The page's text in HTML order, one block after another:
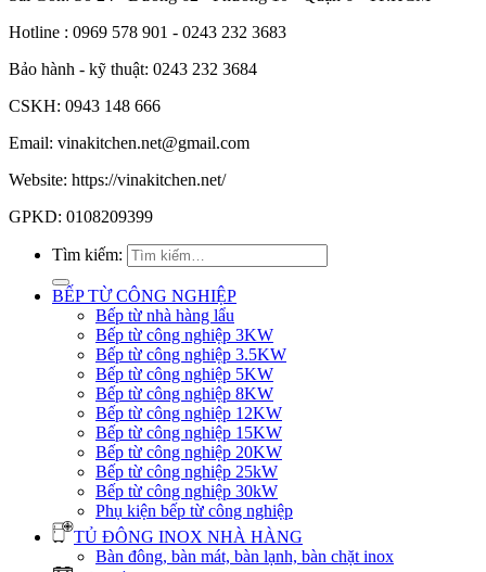
Hotline : 0969 578 901 - 0243 232 3683
Bảo hành - kỹ thuật: 0243 232 3684
CSKH: 0943 148 666
Email: vinakitchen.net@gmail.com
Website: https://vinakitchen.net/
GPKD: 0108209399
Tìm kiếm:
BẾP TỪ CÔNG NGHIỆP
Bếp từ nhà hàng lẩu
Bếp từ công nghiệp 3KW
Bếp từ công nghiệp 3.5KW
Bếp từ công nghiệp 5KW
Bếp từ công nghiệp 8KW
Bếp từ công nghiệp 12KW
Bếp từ công nghiệp 15KW
Bếp từ công nghiệp 20KW
Bếp từ công nghiệp 25kW
Bếp từ công nghiệp 30kW
Phụ kiện bếp từ công nghiệp
TỦ ĐÔNG INOX NHÀ HÀNG
Bàn đông, bàn mát, bàn lạnh, bàn chặt inox